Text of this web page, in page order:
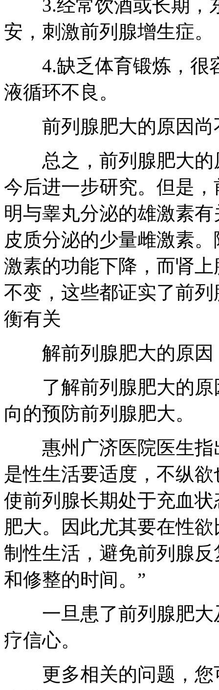
3.经常饮酒或长期，
安，刺激前列腺增生症。
4.缺乏体育锻炼，很
液循环不良。
前列腺肥大的原因尚
总之，前列腺肥大的
今后进一步研究。但是
明与睾丸分泌的雄激素
皮质分泌的少量雌激素
激素的功能下降，而肾
不变，这些都证实了前
衡有关
解前列腺肥大的原因
了解前列腺肥大的原
向的预防前列腺肥大。
惠州广济医院医生指
是性生活要适度，不纵
使前列腺长期处于充血
肥大。因此尤其要在性
制性生活，避免前列腺
和修整的时间。”
一旦患了前列腺肥大
疗信心。
更多相关的问题，您